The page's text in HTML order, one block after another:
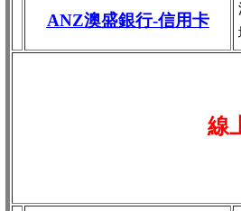
ANZ澳盛銀行-信用卡
線